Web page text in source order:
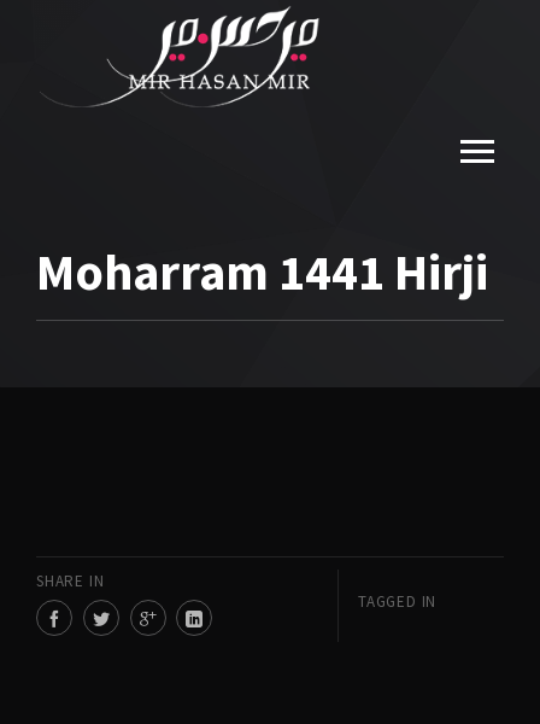
Moharram 1441 Hirji
SHARE IN
TAGGED IN